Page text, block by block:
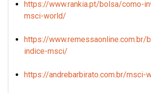
https://www.rankia.pt/bolsa/como-
msci-world/
https://www.remessaonline.com.br/
indice-msci/
https://andrebarbirato.com.br/msci-